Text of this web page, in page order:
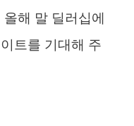
해 말 딜러십에
트를 기대해 주